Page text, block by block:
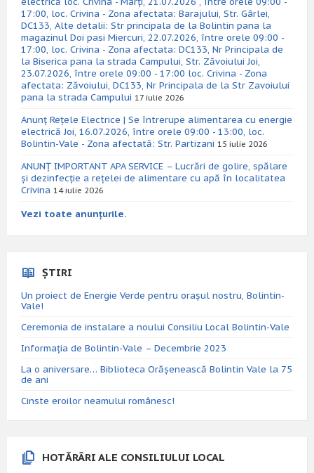
17:00, loc. Crivina - Zona afectata: Barajului, Str. Gârlei,
DC133, Alte detalii: Str principala de la Bolintin pana la
magazinul Doi pasi Miercuri, 22.07.2026, între orele 09:00 -
17:00, loc. Crivina - Zona afectata: DC133, Nr Principala de
la Biserica pana la strada Campului, Str. Zăvoiului Joi,
23.07.2026, între orele 09:00 - 17:00 loc. Crivina - Zona
afectata: Zăvoiului, DC133, Nr Principala de la Str Zavoiului
pana la strada Campului 17 iulie 2026
Anunț Rețele Electrice | Se întrerupe alimentarea cu energie
electrică Joi, 16.07.2026, între orele 09:00 - 13:00, loc.
Bolintin-Vale - Zona afectată: Str. Partizani 15 iulie 2026
ANUNȚ IMPORTANT APA SERVICE – Lucrări de golire, spălare
și dezinfecție a rețelei de alimentare cu apă în localitatea
Crivina 14 iulie 2026
Vezi toate anunțurile.
ȘTIRI
Un proiect de Energie Verde pentru orașul nostru, Bolintin-
Vale!
Ceremonia de instalare a noului Consiliu Local Bolintin-Vale
Informația de Bolintin-Vale – Decembrie 2023
La o aniversare… Biblioteca Orăşenească Bolintin Vale la 75
de ani
Cinste eroilor neamului românesc!
HOTĂRÂRI ALE CONSILIULUI LOCAL